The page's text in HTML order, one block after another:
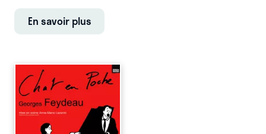
En savoir plus